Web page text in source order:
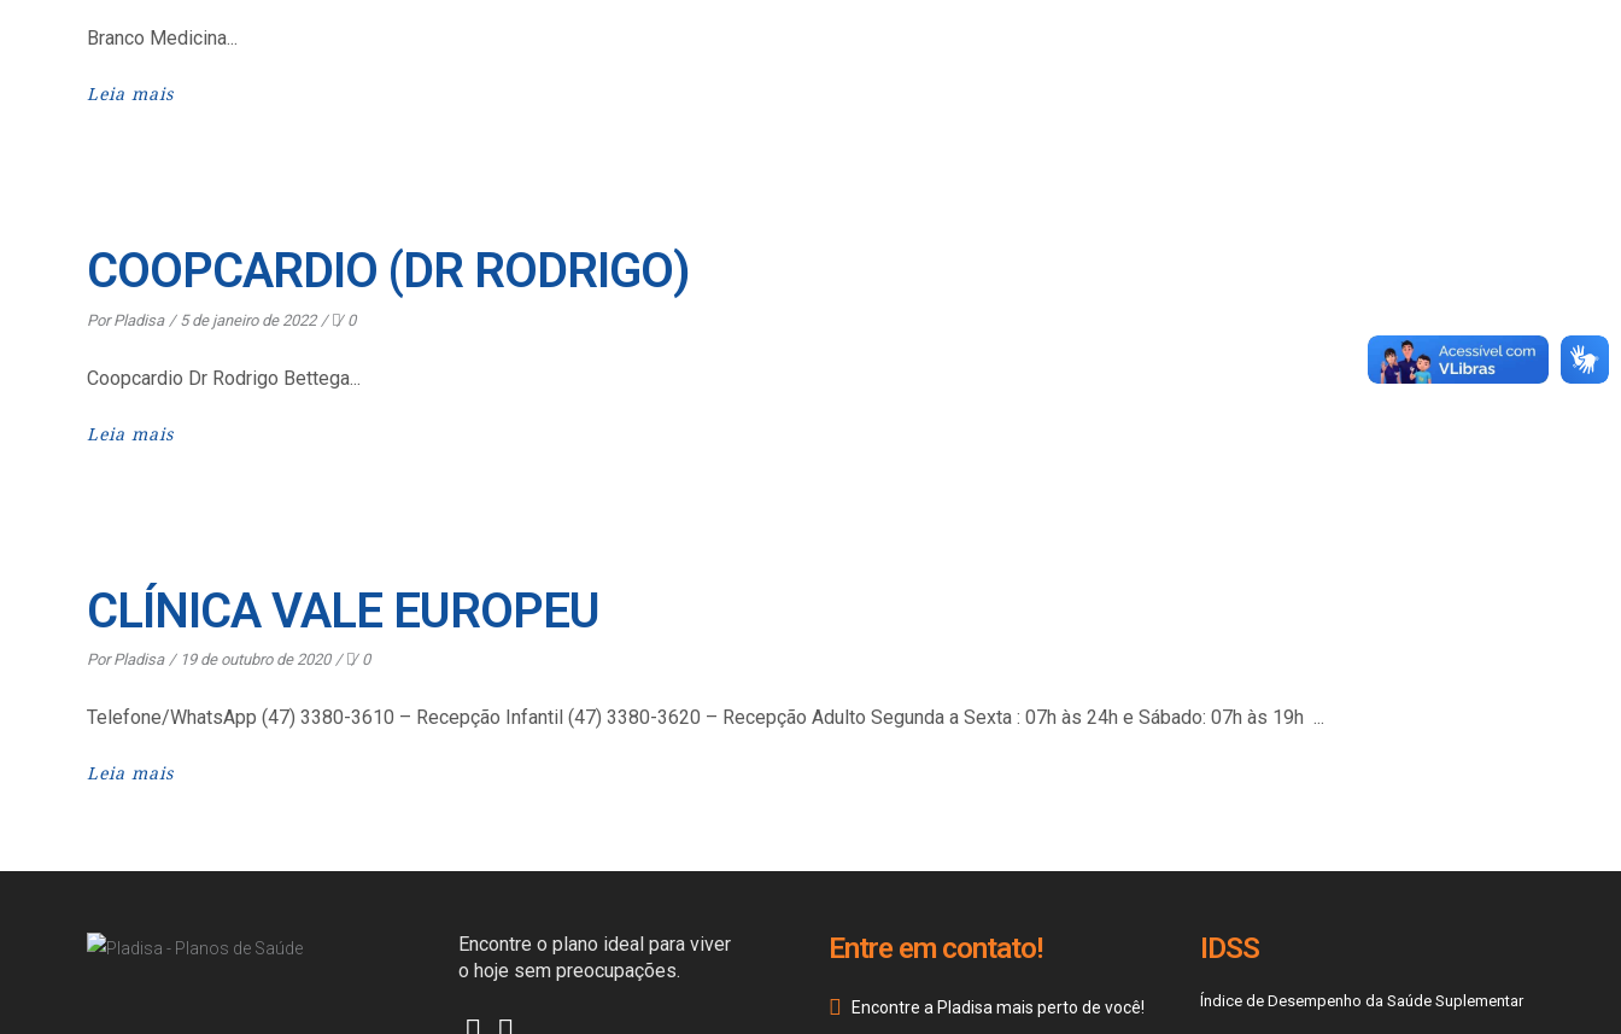
Branco Medicina
Leia mais
COOPCARDIO (DR RODRIGO)
Por Pladisa 5 de janeiro de 2022 0
Coopcardio Dr Rodrigo Bettega
Leia mais
CLÍNICA VALE EUROPEU
Por Pladisa 19 de outubro de 2020 0
Telefone/WhatsApp (47) 3380-3610 – Recepção Infantil (47) 3380-3620 – Recepção Adulto Segunda a Sexta : 07h às 24h e Sábado: 07h às 19h
Leia mais
Encontre o plano ideal para viver
o hoje sem preocupações.
Entre em contato!
Encontre a Pladisa mais perto de você!
IDSS
Índice de Desempenho da Saúde Suplementar